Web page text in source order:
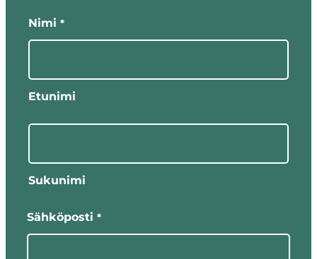
näyttää
pakolliset
Nimi *
Etunimi
Sukunimi
Sähköposti *